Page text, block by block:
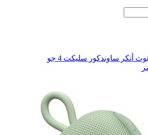
مكبر صوت بلوتوث أنكر ساوندكور سليكت 4 جو